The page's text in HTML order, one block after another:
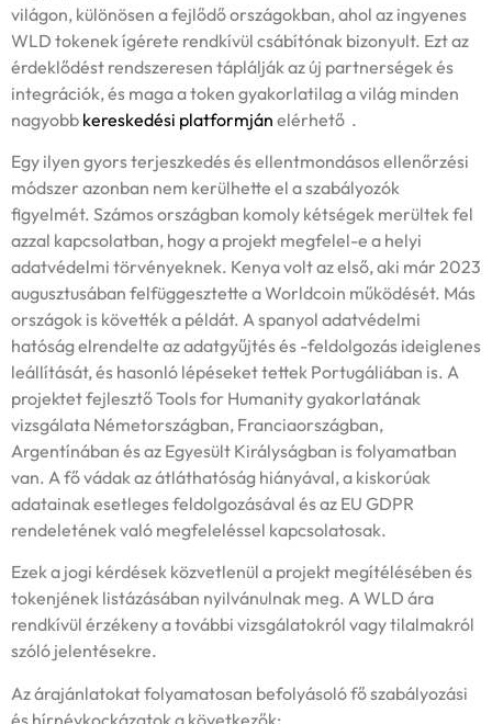
világon, különösen a fejlődő országokban, ahol az ingyenes
WLD tokenek ígérete rendkívül csábítónak bizonyult. Ezt az
érdeklődést rendszeresen táplálják az új partnerségek és
integrációk, és maga a token gyakorlatilag a világ minden
nagyobb kereskedési platformján elérhető .
Egy ilyen gyors terjeszkedés és ellentmondásos ellenőrzési
módszer azonban nem kerülhette el a szabályozók
figyelmét. Számos országban komoly kétségek merültek fel
azzal kapcsolatban, hogy a projekt megfelel-e a helyi
adatvédelmi törvényeknek. Kenya volt az első, aki már 2023
augusztusában felfüggesztette a Worldcoin működését. Más
országok is követték a példát. A spanyol adatvédelmi
hatóság elrendelte az adatgyűjtés és -feldolgozás ideiglenes
leállítását, és hasonló lépéseket tettek Portugáliában is. A
projektet fejlesztő Tools for Humanity gyakorlatának
vizsgálata Németországban, Franciaországban,
Argentínában és az Egyesült Királyságban is folyamatban
van. A fő vádak az átláthatóság hiányával, a kiskorúak
adatainak esetleges feldolgozásával és az EU GDPR
rendeletének való megfeleléssel kapcsolatosak.
Ezek a jogi kérdések közvetlenül a projekt megítélésében és
tokenjének listázásában nyilvánulnak meg. A WLD ára
rendkívül érzékeny a további vizsgálatokról vagy tilalmakról
szóló jelentésekre.
Az árajánlatokat folyamatosan befolyásoló fő szabályozási
és hírnévkockázatok a következők: